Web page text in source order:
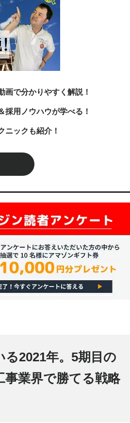
画で分かりやすく解説！
採用ノウハウが学べる！
ニックも紹介！
2021年。5期目の
業界で勝てる戦略